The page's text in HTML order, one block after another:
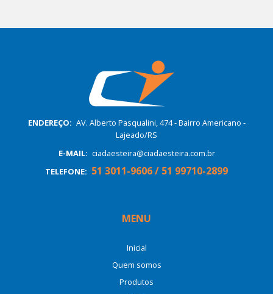
ENDEREÇO: AV. Alberto Pasqualini, 474 - Bairro Americano -
Lajeado/RS
E-MAIL: ciadaesteira@ciadaesteira.com.br
TELEFONE: 51 3011-9606 / 51 99710-2899
MENU
Inicial
Quem somos
Produtos